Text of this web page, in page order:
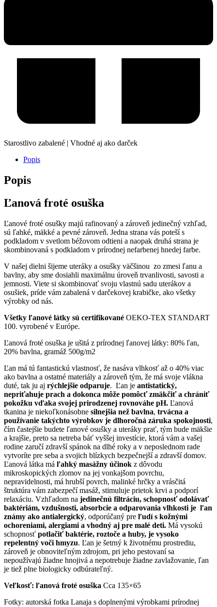
Starostlivo zabalené | Vhodné aj ako darček
Popis
Popis
Ľanová froté osuška
Ľanové froté osušky majú rafinovaný a zároveň jedinečný vzhľad,
sú ľahké, mäkké a pevné zároveň. Jedna strana vás poteší s
podkladom v svetlom béžovom odtieni a naopak druhá strana je
skombinovaná s podkladom v prírodnej nefarbenej hnedej farbe.
V našej dielni šijeme uteráky a osušky väčšinou zo zmesi ľanu a
bavlny, aby sme dosiahli maximálnu úroveň trvanlivosti, savosti a
jemnosti. Viete si skombinovať svoju vlastnú sadu uterákov a
osušiek, príde vám zabalená v darčekovej krabičke, ako všetky
výrobky od nás.
Všetky ľanové látky sú certifikované OEKO-TEX STANDART
100. vyrobené v Európe.
Ľanová froté osuška je ušitá z prírodnej ľanovej látky: 80% ľan,
20% bavlna, gramáž 500g/m2
Ľan má tú fantastickú vlastnosť, že nasáva vlhkosť až o 40% viac
ako bavlna a ostatné materiály a zároveň tým, že má svoje vlákna
duté, tak ju aj rýchlejšie odparuje. Ľan je antistatický,
nepriťahuje prach a dokonca môže pomôcť zmäkčiť a chrániť
pokožku vďaka svojej prirodzenej rovnováhe pH. Ľanová
tkanina je niekoľkonásobne silnejšia než bavlna, trvácna a
používanie takýchto výrobkov je dlhoročná záruka spokojnosti,
čím častejšie budete ľanové osušky a uteráky prať, tým bude mäkšie
a krajšie, preto sa netreba báť vyššej investície, ktorá vám a vašej
rodine zaručí zdravší spánok na dlhé roky a v neposlednom rade
vytvoríte pre seba a svojich blízkych bezpečnejší a zdravší domov.
Ľanová látka má ľahký masážny účinok z dôvodu
mikroskopických zlomov na jej vonkajšom povrchu,
nepravidelnosti, má hrubší povrch, malinké hrčky a vrásčitá
štruktúra vám zabezpečí masáž, stimuluje prietok krvi a podporí
relaxáciu. Vzhľadom na jedinečnú filtráciu, schopnosť odolávať
baktériám, vzdušnosti, absorbcie a odparovania vlhkosti je ľan
známy ako antialergický, odporúčaný pre ľudí s kožnými
ochoreniami, alergiami a vhodný aj pre malé deti. Má vysokú
schopnosť potlačiť baktérie, roztoče a huby, je vysoko
repelentný voči hmyzu. Ľan je šetrný k životnému prostrediu,
zároveň je obnoviteľným zdrojom, pri jeho pestovaní sa
nepoužívajú žiadne hnojivá a nepotrebuje žiadne zavlažovanie, ľan
je tiež plne biologicky odbúrateľný.
Veľkosť: ľanová froté osuška Cca 135×65
Fotky: autorská fotka Lanaja s doplnenými výrobkami prírodnej